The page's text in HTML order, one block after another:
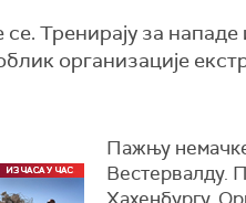
Тренирају за
организације
Пажњу немачке
Вестервалду.